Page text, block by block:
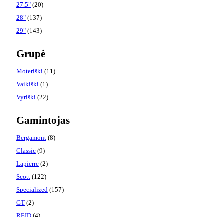
27.5" (20)
28" (137)
29" (143)
Grupė
Moteriški (11)
Vaikiški (1)
Vyriški (22)
Gamintojas
Bergamont (8)
Classic (9)
Lapierre (2)
Scott (122)
Specialized (157)
GT (2)
REID (4)